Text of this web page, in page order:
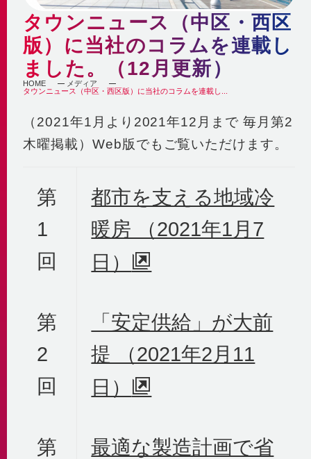
熱供給
最新鋭設備の導入
省エネ・省コストの両立
自社の取組み
BCP
非常時を含めた安定供給
BCP基本計画
地域貢献活動
人材育成と多様な働き方
取得認証
個別冷暖房との相違点
地域冷暖房の特性
街づくりへの貢献
経済性
環境性
みなとみらい21中央地区の地域冷暖房
供給エリア
第2プラント
第3プラント
主要設備
地域導管
会社概要
事業沿革
企業理念・行動指針
2030ビジョン
決算情報・熱販売状況
各種公開情報
地球温暖化対策計画書
熱供給事業者別排出係数
横浜市環境保全協定
パートナーシップ構築宣言
メニューを閉じる
タウンニュース（中区・西区
版）に当社のコラムを連載し
ました。（12月更新）
HOME
メディア
タウンニュース（中区・西区版）に当社のコラムを連載し...
（2021年1月より2021年12月まで 毎月第2
木曜掲載）Web版でもご覧いただけます。
第
1
回
都市を支える地域冷
暖房 （2021年1月7
日）
第
2
回
「安定供給」が大前
提 （2021年2月11
日）
第
最適な製造計画で省